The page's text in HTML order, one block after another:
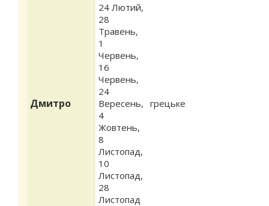
Дмитро
24 Лютий,
28
Травень,
1
Червень,
16
Червень,
24
Вересень,
4
Жовтень,
8
Листопад,
10
Листопад,
28
Листопад
грецьке